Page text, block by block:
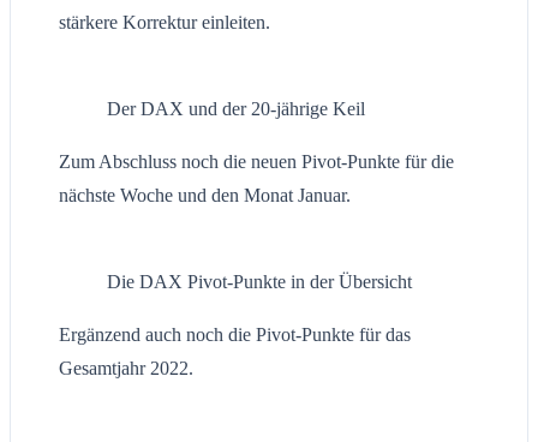
stärkere Korrektur einleiten.
Der DAX und der 20-jährige Keil
Zum Abschluss noch die neuen Pivot-Punkte für die
nächste Woche und den Monat Januar.
Die DAX Pivot-Punkte in der Übersicht
Ergänzend auch noch die Pivot-Punkte für das
Gesamtjahr 2022.